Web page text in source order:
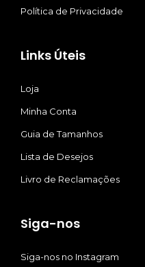
Política de Privacidade
Links Úteis
Loja
Minha Conta
Guia de Tamanhos
Lista de Desejos
Livro de Reclamações
Siga-nos
Siga-nos no Instagram